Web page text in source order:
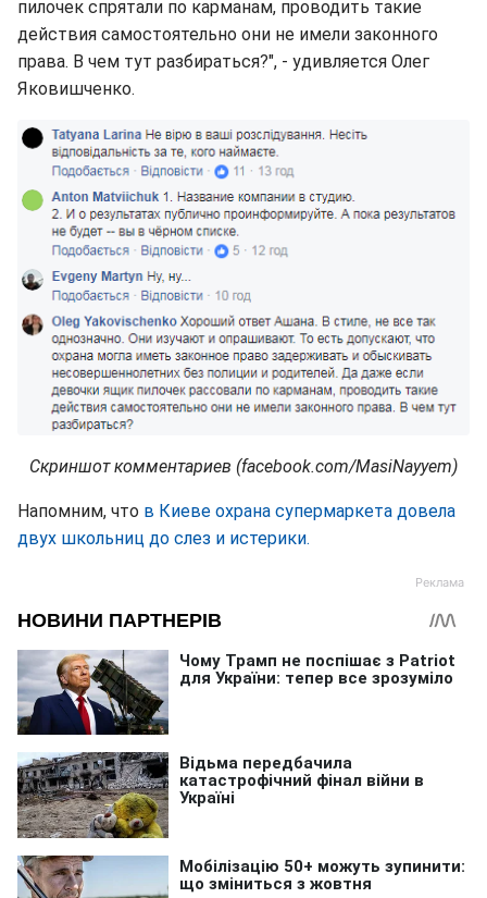
пилочек спрятали по карманам, проводить такие
действия самостоятельно они не имели законного
права. В чем тут разбираться?", - удивляется Олег
Яковишченко.
Скриншот комментариев (facebook.com/MasiNayyem)
Напомним, что в Киеве охрана супермаркета довела
двух школьниц до слез и истерики.